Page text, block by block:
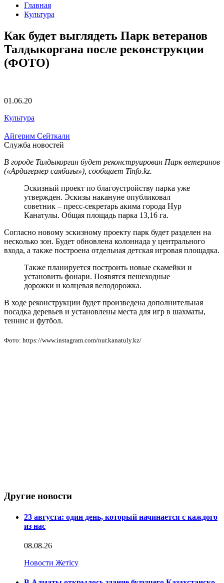
Главная
Культура
Как будет выглядеть Парк ветеранов
Талдыкоргана после реконструкции
(ФОТО)
01.06.20
Культура
Айгерим Сейткали
Служба новостей
В городе Талдыкорган будет реконструирован Парк ветеранов
(«Ардагерлер саябағы»), сообщает Tinfo.kz.
Эскизный проект по благоустройству парка уже
утвержден. Эскизы накануне опубликовал
советник – пресс-секретарь акима города Нур
Канатулы. Общая площадь парка 13,16 га.
Согласно новому эскизному проекту парк будет разделен на
несколько зон. Будет обновлена колоннада у центрального
входа, а также построена отдельная детская игровая площадка.
Также планируется построить новые скамейки и
установить фонари. Появятся пешеходные
дорожки и колцевая велодорожка.
В ходе реконструкции будет произведена дополнительная
посадка деревьев и установлены места для игр в шахматы,
теннис и футбол.
Фото: https://www.instagram.com/nur.kanatuly.kz/
Другие новости
23 августа: один день, который начинается с каждого
из нас
08.08.26
Новости Жетісу